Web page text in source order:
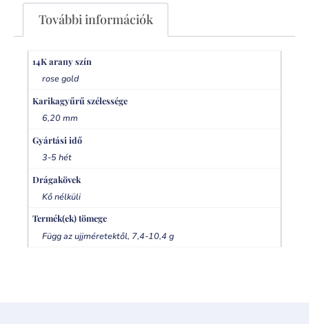
További információk
14K arany szín
rose gold
Karikagyűrű szélessége
6,20 mm
Gyártási idő
3-5 hét
Drágakövek
Kő nélküli
Termék(ek) tömege
Függ az ujjméretektől, 7,4-10,4 g